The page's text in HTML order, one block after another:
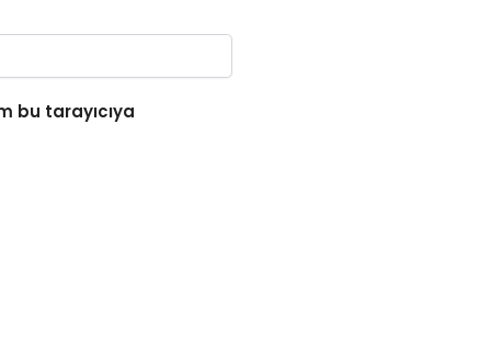
bu tarayıcıya